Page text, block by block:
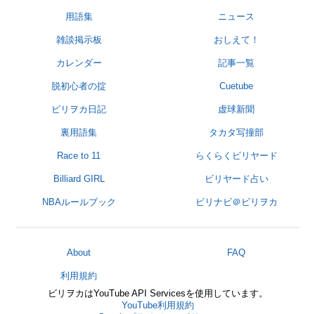
用語集 ニュース
雑談掲示板 おしえて！
カレンダー 記事一覧
脱初心者の掟 Cuetube
ビリヲカ日記 虚球新聞
裏用語集 タカタ写撞部
Race to 11 らくらくビリヤード
Billiard GIRL ビリヤード占い
NBAルールブック ビリナビ＠ビリヲカ
About FAQ
利用規約
ビリヲカはYouTube API Servicesを使用しています。
YouTube利用規約